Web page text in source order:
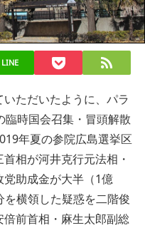
LINE
ただいたように、パラ
臨時国会召集・冒頭解散
年夏の参院広島選挙区
相が河井克行元法相・
助成金が大半（1億
横領した疑惑を二階俊
前首相・麻生太郎副総